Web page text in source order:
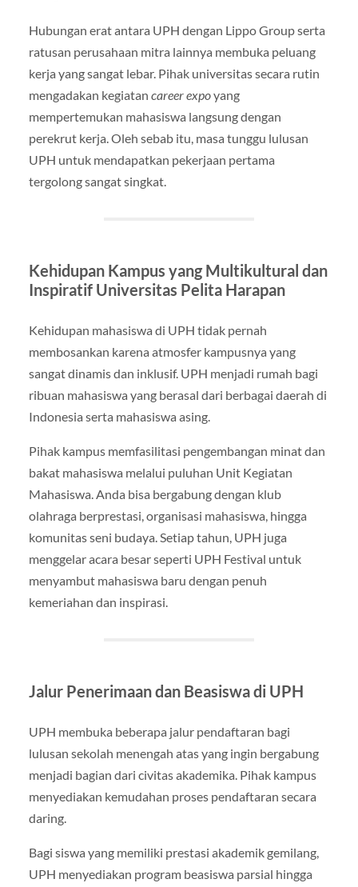
Hubungan erat antara UPH dengan Lippo Group serta
ratusan perusahaan mitra lainnya membuka peluang
kerja yang sangat lebar. Pihak universitas secara rutin
mengadakan kegiatan career expoyang
mempertemukan mahasiswa langsung dengan
perekrut kerja. Oleh sebab itu, masa tunggu lulusan
UPH untuk mendapatkan pekerjaan pertama
tergolong sangat singkat.
Kehidupan Kampus yang Multikultural dan
Inspiratif Universitas Pelita Harapan
Kehidupan mahasiswa di UPH tidak pernah
membosankan karena atmosfer kampusnya yang
sangat dinamis dan inklusif. UPH menjadi rumah bagi
ribuan mahasiswa yang berasal dari berbagai daerah di
Indonesia serta mahasiswa asing.
Pihak kampus memfasilitasi pengembangan minat dan
bakat mahasiswa melalui puluhan Unit Kegiatan
Mahasiswa. Anda bisa bergabung dengan klub
olahraga berprestasi, organisasi mahasiswa, hingga
komunitas seni budaya. Setiap tahun, UPH juga
menggelar acara besar seperti UPH Festival untuk
menyambut mahasiswa baru dengan penuh
kemeriahan dan inspirasi.
Jalur Penerimaan dan Beasiswa di UPH
UPH membuka beberapa jalur pendaftaran bagi
lulusan sekolah menengah atas yang ingin bergabung
menjadi bagian dari civitas akademika. Pihak kampus
menyediakan kemudahan proses pendaftaran secara
daring.
Bagi siswa yang memiliki prestasi akademik gemilang,
UPH menyediakan program beasiswa parsial hingga